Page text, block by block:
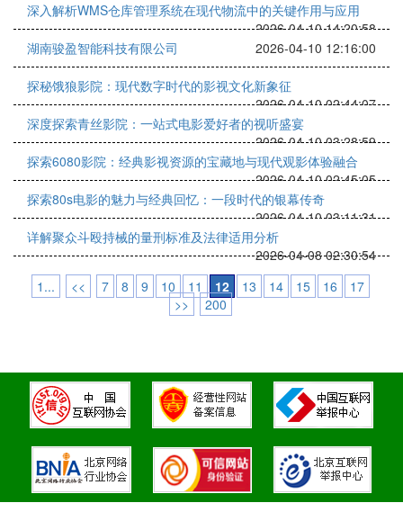
深入解析WMS仓库管理系统在现代物流中的关键作用与应用
2026-04-10 14:20:58
湖南骏盈智能科技有限公司
2026-04-10 12:16:00
探秘饿狼影院：现代数字时代的影视文化新象征
2026-04-10 02:44:07
深度探索青丝影院：一站式电影爱好者的视听盛宴
2026-04-10 03:28:59
探索6080影院：经典影视资源的宝藏地与现代观影体验融合
2026-04-10 02:45:05
探索80s电影的魅力与经典回忆：一段时代的银幕传奇
2026-04-10 03:11:31
详解聚众斗殴持械的量刑标准及法律适用分析
2026-04-08 02:30:54
1...
<< 7 8 9 10 11 12 13 14 15 16
17
>>
200